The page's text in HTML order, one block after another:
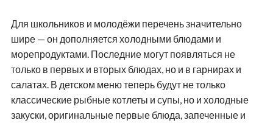
Для школьников и молодёжи перечень значительно
шире — он дополняется холодными блюдами и
морепродуктами. Последние могут появляться не
только в первых и вторых блюдах, но и в гарнирах и
салатах. В детском меню теперь будут не только
классические рыбные котлеты и супы, но и холодные
закуски, оригинальные первые блюда, запеченные и